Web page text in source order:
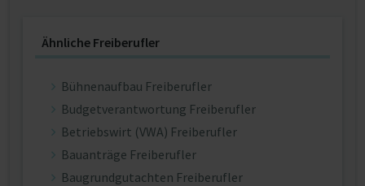
Ähnliche Freiberufler
Bühnenaufbau Freiberufler
Budgetverantwortung Freiberufler
Betriebswirt (VWA) Freiberufler
Bauanträge Freiberufler
Baugrundgutachten Freiberufler